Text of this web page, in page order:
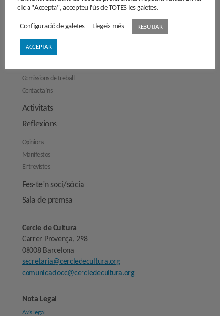
El Cercle
Història
Objectius
Comissions de treball
Contacta’ns
Activitats
Reflexions
Opinions
Manifestos
Entrevistes
Fes-te’n soci/sòcia
Sala de premsa
Cercle de Cultura
Carrer Provença, 298
08008 Barcelona
secretaria@cercledecultura.org
comunicaciocc@cercledecultura.org
Nota Legal
Avís legal
clic a "Accepta", accepteu l'ús de TOTES les galetes.
Configuració de galetes Llegeix més REBUTJAR
ACCEPTAR